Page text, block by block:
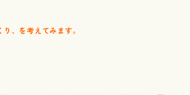
、を考えてみます。